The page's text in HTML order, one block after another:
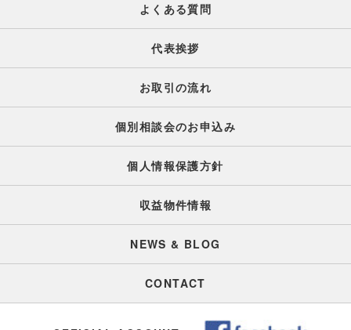
よくある質問
代表挨拶
お取引の流れ
個別相談会のお申込み
個人情報保護方針
収益物件情報
NEWS & BLOG
CONTACT